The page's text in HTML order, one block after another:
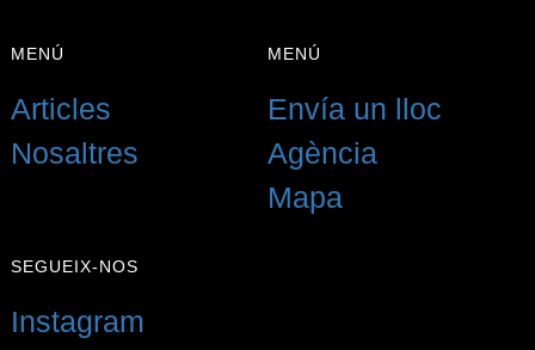
Navegar sub-categories
{{ term.name }}
SEGUEIX-NOS
Instagram
MENÚ
Envía un lloc
Agència
Mapa
MENÚ
Articles
Nosaltres